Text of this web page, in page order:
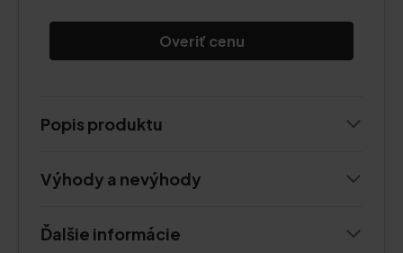
Overiť cenu
Popis produktu
Výhody a nevýhody
Ďalšie informácie